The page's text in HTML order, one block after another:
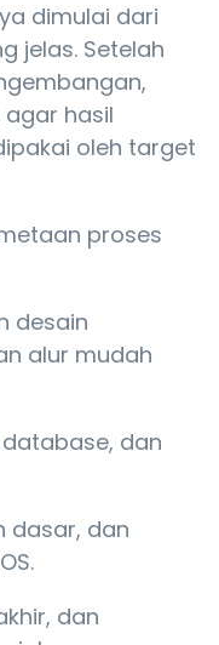
dimulai dari
jelas. Setelah
hasil
oleh target
proses
desain
alur mudah
dan
dasar, dan
dan